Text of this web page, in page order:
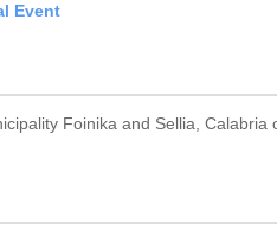
Event
Foinika and Sellia,